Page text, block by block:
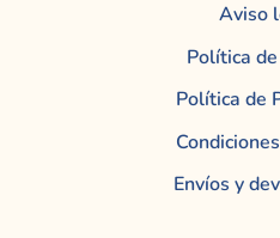
Aviso
Política
Política de
Envíos y